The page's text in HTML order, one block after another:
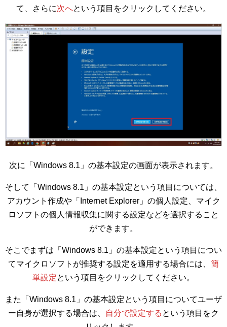
て、さらに次へという項目をクリックしてください。
次に「Windows 8.1」の基本設定の画面が表示されます。
そして「Windows 8.1」の基本設定という項目については、
アカウント作成や「Internet Explorer」の個人設定、マイク
ロソフトの個人情報収集に関する設定などを選択すること
ができます。
そこでまずは「Windows 8.1」の基本設定という項目につい
てマイクロソフトが推奨する設定を適用する場合には、 簡
単設定という項目をクリックしてください。
また「Windows 8.1」の基本設定という項目についてユーザ
ー自身が選択する場合は、
自分で設定する という項目をク